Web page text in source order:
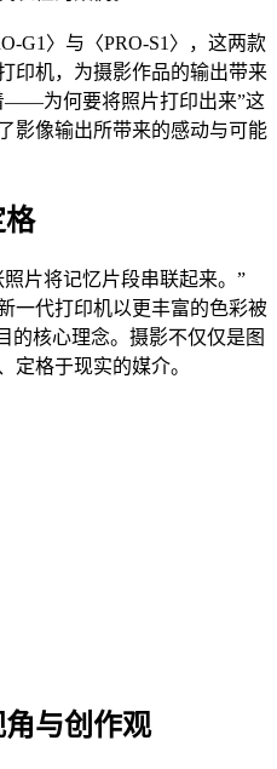
G1〉与〈PRO-S1〉，这两款
印机，为摄影作品的输出带来
——为何要将照片打印出来”这
影像输出所带来的感动与可能
格
片将记忆片段串联起来。”
代打印机以更丰富的色彩被
的核心理念。摄影不仅仅是图
定格于现实的媒介。
与创作观